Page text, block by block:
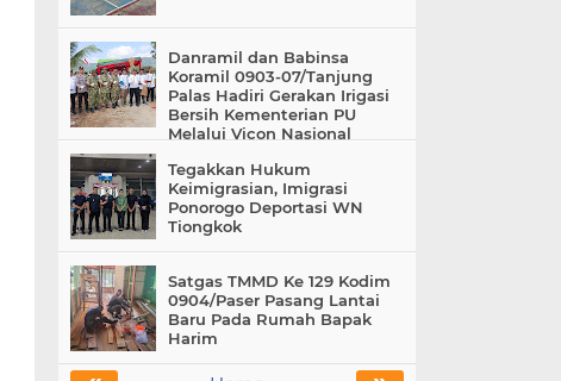
Danramil dan Babinsa
Koramil 0903-07/Tanjung
Palas Hadiri Gerakan Irigasi
Bersih Kementerian PU
Melalui Vicon Nasional
Tegakkan Hukum
Keimigrasian, Imigrasi
Ponorogo Deportasi WN
Tiongkok
Satgas TMMD Ke 129 Kodim
0904/Paser Pasang Lantai
Baru Pada Rumah Bapak
Harim